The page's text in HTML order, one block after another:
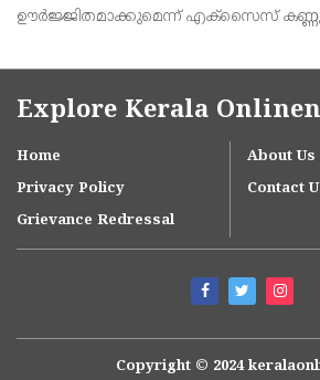
ഊർജ്ജിതമാക്കുമെന്ന് എക്സൈസ് കണ്ണൂർ
കമ്മീഷണർ പി. സജിത്ത് കുമാർ എന്നിവർ
സമ്മേളനത്
Explore Kerala
Home
About Us
Privacy Policy
Contact
Grievance Redressal
Copyright © 2024